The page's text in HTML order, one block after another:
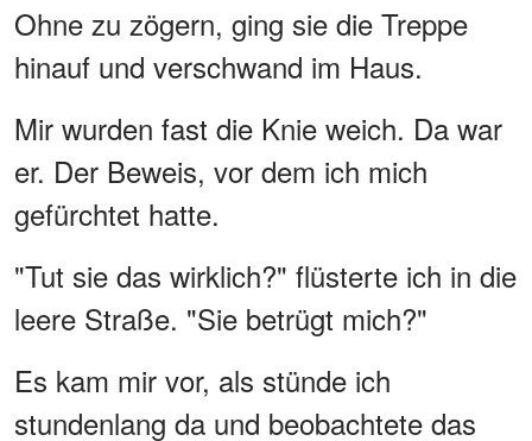
Ohne zu zögern, ging sie die Treppe
hinauf und verschwand im Haus.
Mir wurden fast die Knie weich. Da war
er. Der Beweis, vor dem ich mich
gefürchtet hatte.
"Tut sie das wirklich?" flüsterte ich in die
leere Straße. "Sie betrügt mich?"
Es kam mir vor, als stünde ich
stundenlang da und beobachtete das